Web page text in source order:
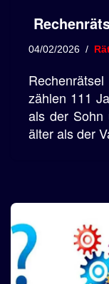
04/02/2026
zählen 111
als der
älter als der